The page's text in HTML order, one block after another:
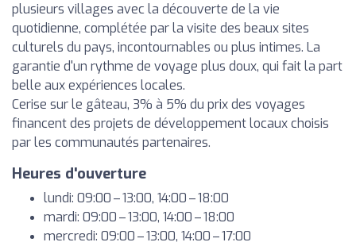
plusieurs villages avec la découverte de la vie
quotidienne, complétée par la visite des beaux sites
culturels du pays, incontournables ou plus intimes. La
garantie d'un rythme de voyage plus doux, qui fait la part
belle aux expériences locales.
Cerise sur le gâteau, 3% à 5% du prix des voyages
financent des projets de développement locaux choisis
par les communautés partenaires.
Heures d'ouverture
lundi: 09:00 – 13:00, 14:00 – 18:00
mardi: 09:00 – 13:00, 14:00 – 18:00
mercredi: 09:00 – 13:00, 14:00 – 17:00